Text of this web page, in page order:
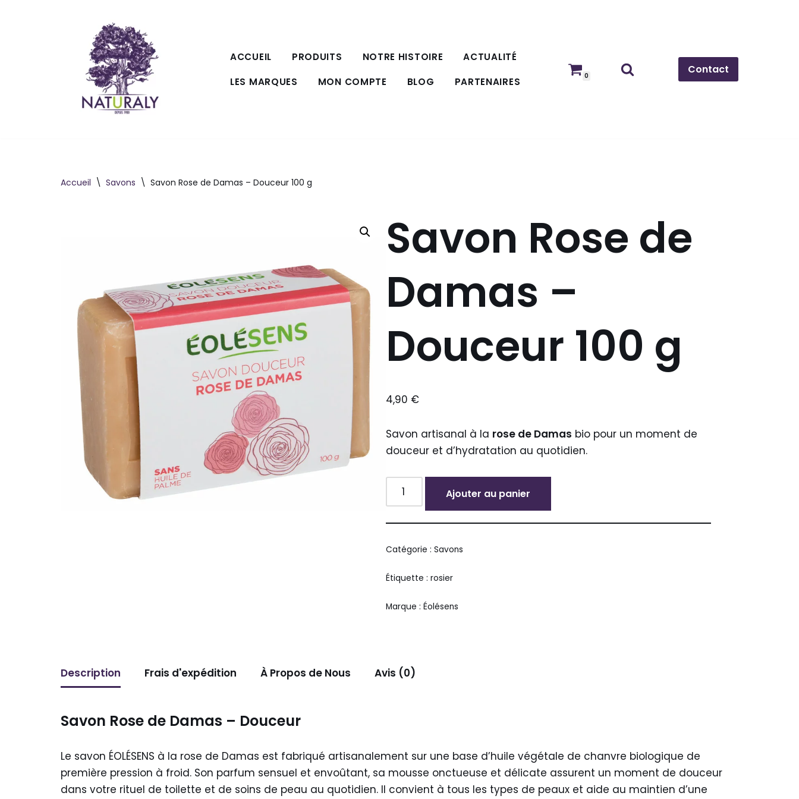
ACCUEIL PRODUITS NOTRE HISTOIRE
ACTUALITÉ
LES MARQUES
MON COMPTE BLOG PARTENAIRES 0 Contact
Accueil \ Savons \ Savon Rose de Damas – Douceur 100 g
Savon Rose de
Damas –
Douceur 100 g
4,90 €
Savon artisanal à la rose de Damas bio pour un moment de
douceur et d’hydratation au quotidien.
Ajouter au panier
Alternative:
Catégorie :Savons
Étiquette :rosier
Marque :Éolésens
Description Frais d'expédition À Propos de Nous Avis (0)
Savon Rose de Damas – Douceur
Le savon ÉOLÉSENS à la rose de Damas est fabriqué artisanalement sur une base d’huile végétale de chanvre biologique de
première pression à froid. Son parfum sensuel et envoûtant, sa mousse onctueuse et délicate assurent un moment de douceur
dans votre rituel de toilette et de soins de peau au quotidien. Il convient à tous les types de peaux et aide au maintien d’une